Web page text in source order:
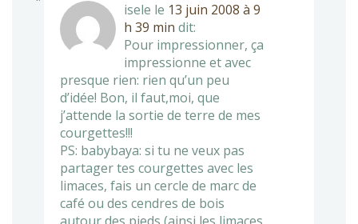
isele le 13 juin 2008 à 9
h 39 min dit:
Pour impressionner, ça
impressionne et avec
presque rien: rien qu’un peu
d’idée! Bon, il faut,moi, que
j’attende la sortie de terre de mes
courgettes!!!
PS: babybaya: si tu ne veux pas
partager tes courgettes avec les
limaces, fais un cercle de marc de
café ou des cendres de bois